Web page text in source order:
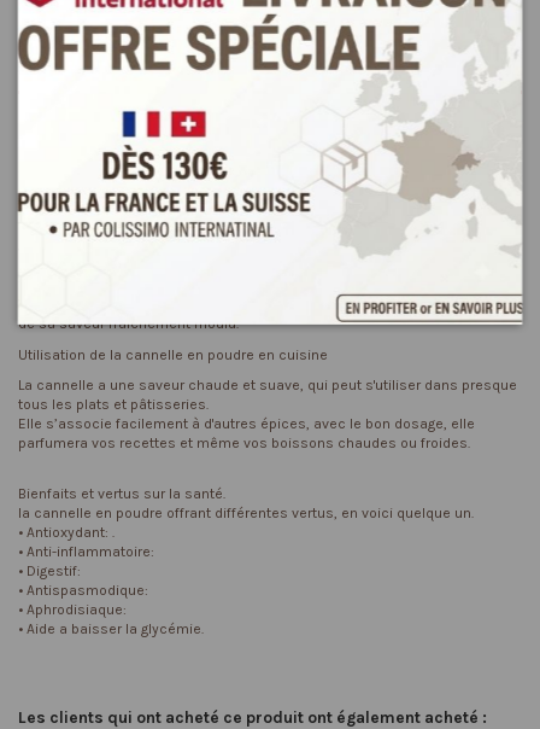
Description
Détails du produit
Les bâtons de Cannelles sont très pratiques à utiliser en cuisson ou en
infusion : vous ajouterez un à plusieurs bâtons en début de cuisson.
Vous pouvez les écraser avec un mortier, vous obtiendrez une saveur très
Vous pouvez ensuite la moudre dans un moulin a café, vous serez surprit
de sa saveur fraichement moulu.
Utilisation de la cannelle en poudre en cuisine
La cannelle a une saveur chaude et suave, qui peut s'utiliser dans presque
tous les plats et pâtisseries.
Elle s’associe facilement à d'autres épices, avec le bon dosage, elle
parfumera vos recettes et même vos boissons chaudes ou froides.
Bienfaits et vertus sur la santé.
la cannelle en poudre offrant différentes vertus, en voici quelque un.
• Antioxydant: .
• Anti-inflammatoire:
• Digestif:
• Antispasmodique:
• Aphrodisiaque:
• Aide a baisser la glycémie.
Les clients qui ont acheté ce produit ont également acheté :